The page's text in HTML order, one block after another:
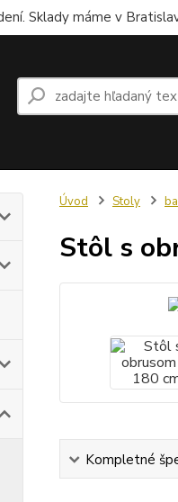
Sklady máme v
Úvod Stoly
Stôl s
Kompletné